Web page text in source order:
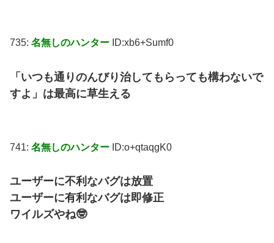
735: 名無しのハンター ID:xb6+Sumf0
「いつも通りのんびり治してもらっても構わないで
すよ」は最高に草生える
741: 名無しのハンター ID:o+qtaqgK0
ユーザーに不利なバグは放置
ユーザーに有利なバグは即修正
ワイルズやね🤓